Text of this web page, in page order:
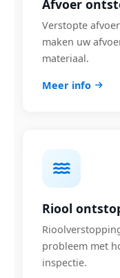
Afvoer
Verstopte
maken uw
materiaal.
Meer info
Riool
probleem met
inspectie.